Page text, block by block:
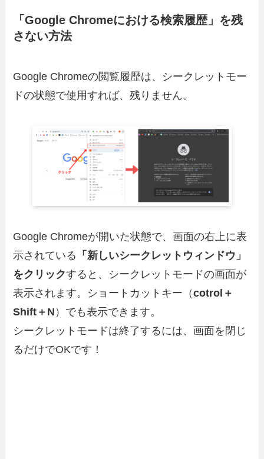
「Google Chromeにおける検索履歴」を残
さない方法
Google Chromeの閲覧履歴は、シークレットモー
ドの状態で使用すれば、残りません。
Google Chromeが開いた状態で、画面の右上に表
示されている 「新しいシークレットウィンドウ」
をクリックすると、シークレットモードの画面が
表示されます。ショートカットキー（cotrol＋
Shift ＋ N ）でも表示できます。
シークレットモードは終了するには、画面を閉じ
るだけでOKです！